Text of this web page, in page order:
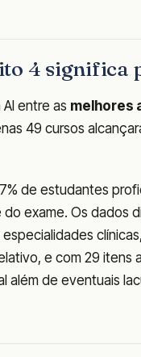
4 significa
entre as melhores
49 cursos
de estudantes
exame. Os dados
e com 29 itens
além de eventuais